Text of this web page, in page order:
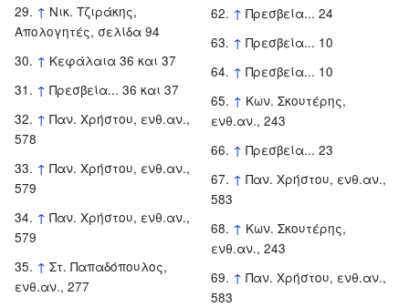
↑ Νικ. Τζιράκης,
Απολογητές, σελίδα 94
↑ Κεφάλαια 36 και 37
↑ Πρεσβεία... 36 και 37
↑ Παν. Χρήστου, ενθ.αν.,
578
↑ Παν. Χρήστου, ενθ.αν.,
579
↑ Παν. Χρήστου, ενθ.αν.,
579
↑ Στ. Παπαδόπουλος,
ενθ.αν., 277
↑ Πρεσβεία... 24
↑ Πρεσβεία... 10
↑ Πρεσβεία... 10
↑ Κων. Σκουτέρης,
ενθ.αν., 243
↑ Πρεσβεία... 23
↑ Παν. Χρήστου, ενθ.αν.,
583
↑ Κων. Σκουτέρης,
ενθ.αν., 243
↑ Παν. Χρήστου, ενθ.αν.,
583